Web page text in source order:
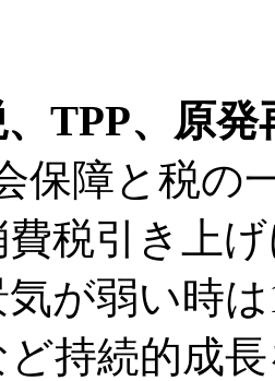
、TPP、原
保障と税の
税引き上
が弱い時
持続的成